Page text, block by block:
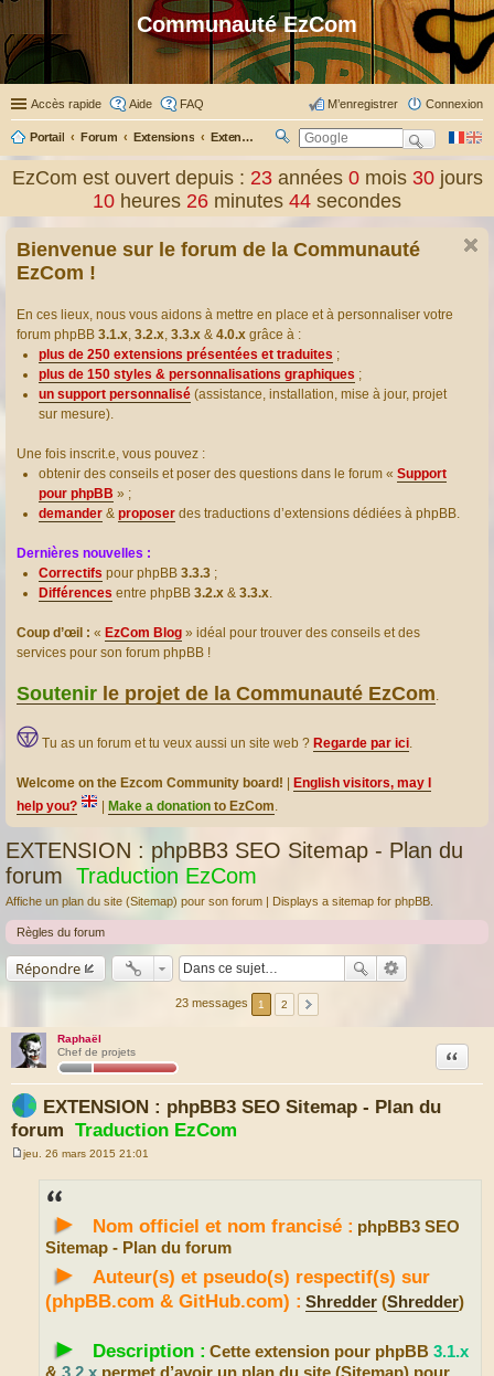
Communauté EzCom
Accès rapide Aide FAQ Connexion
M’enregistrer
Portail Forum Extensions Extensions présentées & traduites
ec
ch
er
EzCom est ouvert depuis : 23 années0 mois30 jours
10 heures 26 minutes 45 secondes
Bienvenue sur le forum de la Communauté
EzCom !
En ces lieux, nous vous aidons à mettre en place et à personnaliser votre
forum phpBB 3.1.x, 3.2.x, 3.3.x & 4.0.x grâce à :
plus de 250 extensions présentées et traduites ;
plus de 150 styles & personnalisations graphiques ;
un support personnalisé (assistance, installation, mise à jour, projet
sur mesure).
Une fois inscrit.e, vous pouvez :
obtenir des conseils et poser des questions dans le forum « Support
pour phpBB » ;
demander & proposer des traductions d’extensions dédiées à phpBB.
Dernières nouvelles :
Correctifs pour phpBB 3.3.3 ;
Différences entre phpBB 3.2.x & 3.3.x.
Coup d’œil : « EzCom Blog » idéal pour trouver des conseils et des
services pour son forum phpBB !
Soutenir le projet de la Communauté EzCom.
Tu as un forum et tu veux aussi un site web ? Regarde par ici.
Welcome on the Ezcom Community board!
English visitors, may I
help you?
Make a donation to EzCom.
EXTENSION : phpBB3 SEO Sitemap - Plan du
forum Traduction EzCom
Affiche un plan du site (Sitemap) pour son forum | Displays a sitemap for phpBB.
Règles du forum
Répondre
23 messages 1 2
Raphaël
Chef de projets
EXTENSION : phpBB3 SEO Sitemap - Plan du
forum Traduction EzCom
Citation
M
jeu. 26 mars 2015 21:01
► Nom officiel et nom francisé : phpBB3 SEO
Sitemap - Plan du forum
►
Auteur(s) et pseudo(s) respectif(s) sur
(phpBB.com & GitHub.com) : Shredder (Shredder)
► Description : Cette extension pour phpBB 3.1.x